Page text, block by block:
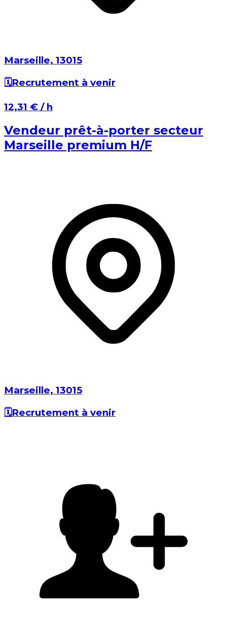
Marseille⁩, ⁨13015⁩
🗓️Recrutement à venir
⁨12,31 €⁩ / h
Vendeur prêt-à-porter secteur
Marseille premium H/F
Marseille⁩, ⁨13015⁩
🗓️Recrutement à venir